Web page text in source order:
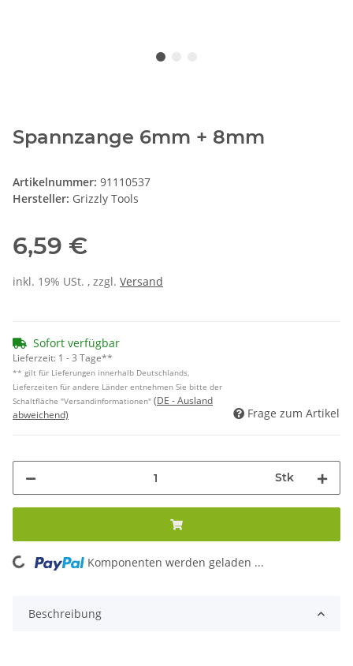
Spannzange 6mm + 8mm
Artikelnummer: 91110537
Hersteller: Grizzly Tools
6,59 €
inkl. 19% USt. , zzgl. Versand
Sofort verfügbar
Lieferzeit: 1 - 3 Tage**
** gilt für Lieferungen innerhalb Deutschlands,
Lieferzeiten für andere Länder entnehmen Sie bitte der
Schaltfläche "Versandinformationen" (DE - Ausland
abweichend)
Frage zum Artikel
Stk
Loading... Komponenten werden geladen ...
Beschreibung